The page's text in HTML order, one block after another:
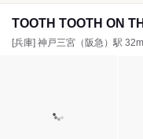
TOOTH TOOTH ON
[兵庫] 神戸三宮（阪急）駅